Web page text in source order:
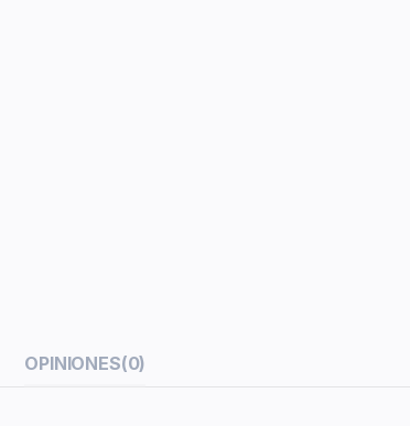
OPINIONES(0)